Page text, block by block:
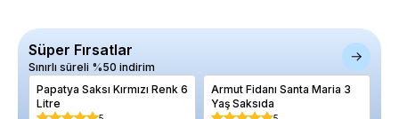
Süper Fırsatlar
Sınırlı süreli %50 indirim
Papatya Saksı Kırmızı Renk 6
Litre
Armut Fidanı Santa Maria 3
Yaş Saksıda